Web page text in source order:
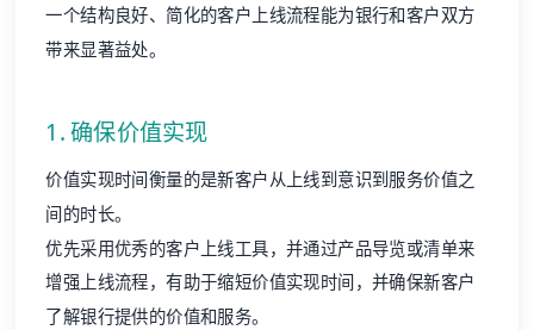
一个结构良好、简化的客户上线流程能为银行和客户双方
带来显著益处。
1. 确保价值实现
价值实现时间衡量的是新客户从上线到意识到服务价值之
间的时长。
优先采用优秀的客户上线工具，并通过产品导览或清单来
增强上线流程，有助于缩短价值实现时间，并确保新客户
了解银行提供的价值和服务。